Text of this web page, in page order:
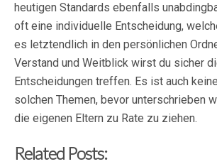
heutigen Standards ebenfalls
oft eine individuelle Entscheidung,
es letztendlich in den persönlichen
Verstand und Weitblick wirst du sicher
Entscheidungen treffen. Es ist auch
solchen Themen, bevor unterschrieben
die eigenen Eltern zu Rate zu ziehen.
Related Posts: